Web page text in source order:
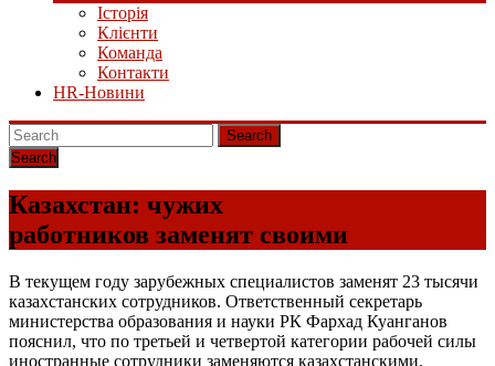
Історія
Клієнти
Команда
Контакти
HR-Новини
Search
Казахстан: чужих
работников заменят своими
В текущем году зарубежных специалистов заменят 23 тысячи
казахстанских сотрудников. Ответственный секретарь
министерства образования и науки РК Фархад Куанганов
пояснил, что по третьей и четвертой категории рабочей силы
иностранные сотрудники заменяются казахстанскими.